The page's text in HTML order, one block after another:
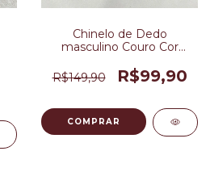
Chinelo de Dedo
masculino Couro Cor
R$149,90
R$99,90
COMPRAR